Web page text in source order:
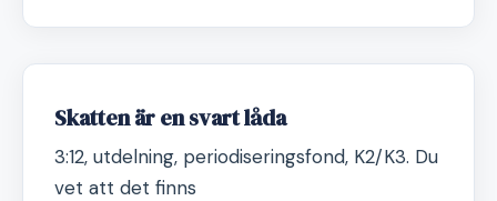
Skatten är en svart låda
3:12, utdelning, periodiseringsfond, K2/K3. Du
vet att det finns